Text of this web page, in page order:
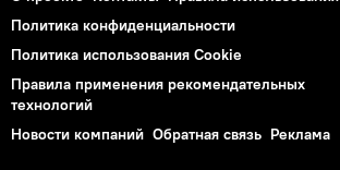
Политика конфиденциальности
Политика использования Cookie
Правила применения рекомендательных
технологий
Новости компаний Обратная связь Реклама